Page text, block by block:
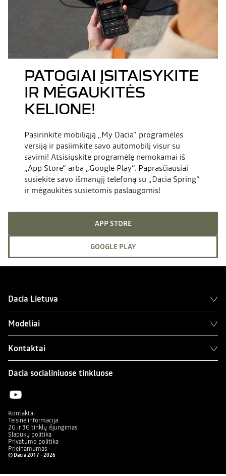
PATOGIAI ĮSITAISYKITE
IR MĖGAUKITĖS
KELIONE!
Pasirinkite mobiliąją „My Dacia“ programėlės
versiją ir pasiimkite savo automobilį visur su
savimi! Atsisiųskite programėlę nemokamai iš
„App Store“ arba „Google Play“. Paprasčiausiai
susiekite savo išmanųjį telefoną su „Dacia Spring“
ir mėgaukitės susietomis paslaugomis!
APP STORE
GOOGLE PLAY
Dacia Lietuva
Modeliai
Kontaktai
Dacia socialiniuose tinkluose
Kontaktai
Teisinė informacija
2G ir 3G tinklų išjungimas
Slapukų politika
Privatumo politika
Prieinamumas
© Dacia 2017 - 2026